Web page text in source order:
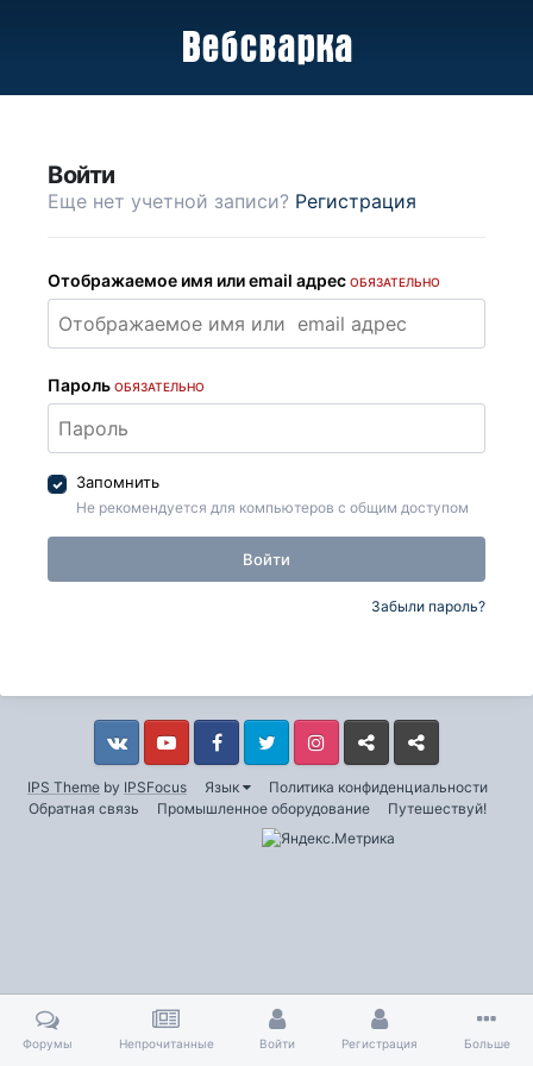
Войти
Еще нет учетной записи? Регистрация
Отображаемое имя или email адрес ОБЯЗАТЕЛЬНО
Пароль ОБЯЗАТЕЛЬНО
Запомнить
Не рекомендуется для компьютеров с общим доступом
Войти
Забыли пароль?
IPS Theme by IPSFocus Язык
Политика конфиденциальности
Обратная связь
Промышленное оборудование Путешествуй!
VkontakteYouTube FacebookTwitter InstagramLivejournalOdnoklassniki
Форумы Непрочитанные Войти Регистрация Больше